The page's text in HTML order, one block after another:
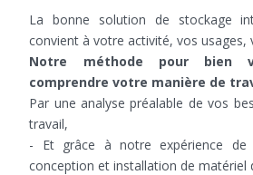
La bonne solution de stockage
convient à votre activité, vos usages,
Notre méthode pour bien
comprendre votre manière de
Par une analyse préalable de vos
travail,
- Et grâce à notre expérience
conception et installation de matériel